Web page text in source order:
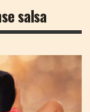
salsa